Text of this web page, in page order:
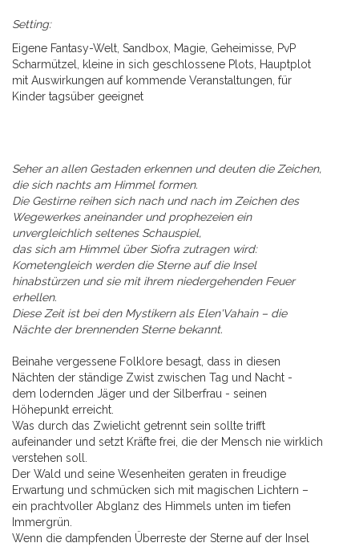
Setting:
Eigene Fantasy-Welt, Sandbox, Magie, Geheimisse, PvP
Scharmützel, kleine in sich geschlossene Plots, Hauptplot
mit Auswirkungen auf kommende Veranstaltungen, für
Kinder tagsüber geeignet
Seher an allen Gestaden erkennen und deuten die Zeichen,
die sich nachts am Himmel formen.
Die Gestirne reihen sich nach und nach im Zeichen des
Wegewerkes aneinander und prophezeien ein
unvergleichlich seltenes Schauspiel,
das sich am Himmel über Siofra zutragen wird:
Kometengleich werden die Sterne auf die Insel
hinabstürzen und sie mit ihrem niedergehenden Feuer
erhellen.
Diese Zeit ist bei den Mystikern als Elen'Vahain – die
Nächte der brennenden Sterne bekannt.
Beinahe vergessene Folklore besagt, dass in diesen
Nächten der ständige Zwist zwischen Tag und Nacht -
dem lodernden Jäger und der Silberfrau - seinen
Höhepunkt erreicht.
Was durch das Zwielicht getrennt sein sollte trifft
aufeinander und setzt Kräfte frei, die der Mensch nie wirklich
verstehen soll.
Der Wald und seine Wesenheiten geraten in freudige
Erwartung und schmücken sich mit magischen Lichtern –
ein prachtvoller Abglanz des Himmels unten im tiefen
Immergrün.
Wenn die dampfenden Überreste der Sterne auf der Insel